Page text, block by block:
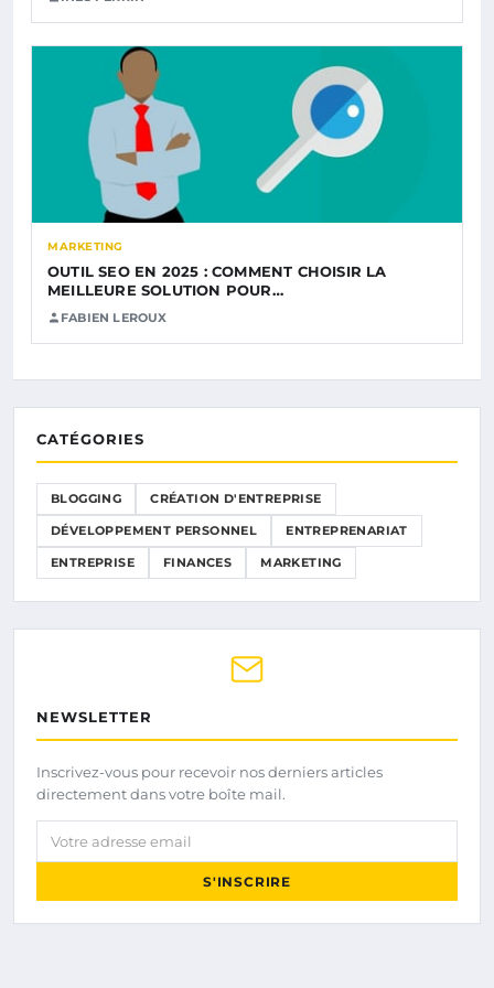
MARKETING
OUTIL SEO EN 2025 : COMMENT CHOISIR LA
MEILLEURE SOLUTION POUR…
FABIEN LEROUX
CATÉGORIES
BLOGGING CRÉATION D'ENTREPRISE
DÉVELOPPEMENT PERSONNEL ENTREPRENARIAT
ENTREPRISE FINANCES MARKETING
NEWSLETTER
Inscrivez-vous pour recevoir nos derniers articles
directement dans votre boîte mail.
Votre adresse email
S'INSCRIRE